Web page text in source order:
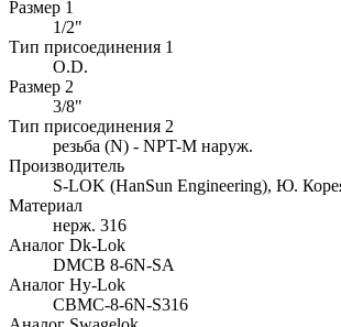
Размер 1
1/2"
Тип присоединения 1
O.D.
Размер 2
3/8"
Тип присоединения 2
резьба (N) - NPT-M наруж.
Производитель
S-LOK (HanSun Engineering), Ю.
Материал
нерж. 316
Аналог Dk-Lok
DMCB 8-6N-SA
Аналог Hy-Lok
CBMC-8-6N-S316